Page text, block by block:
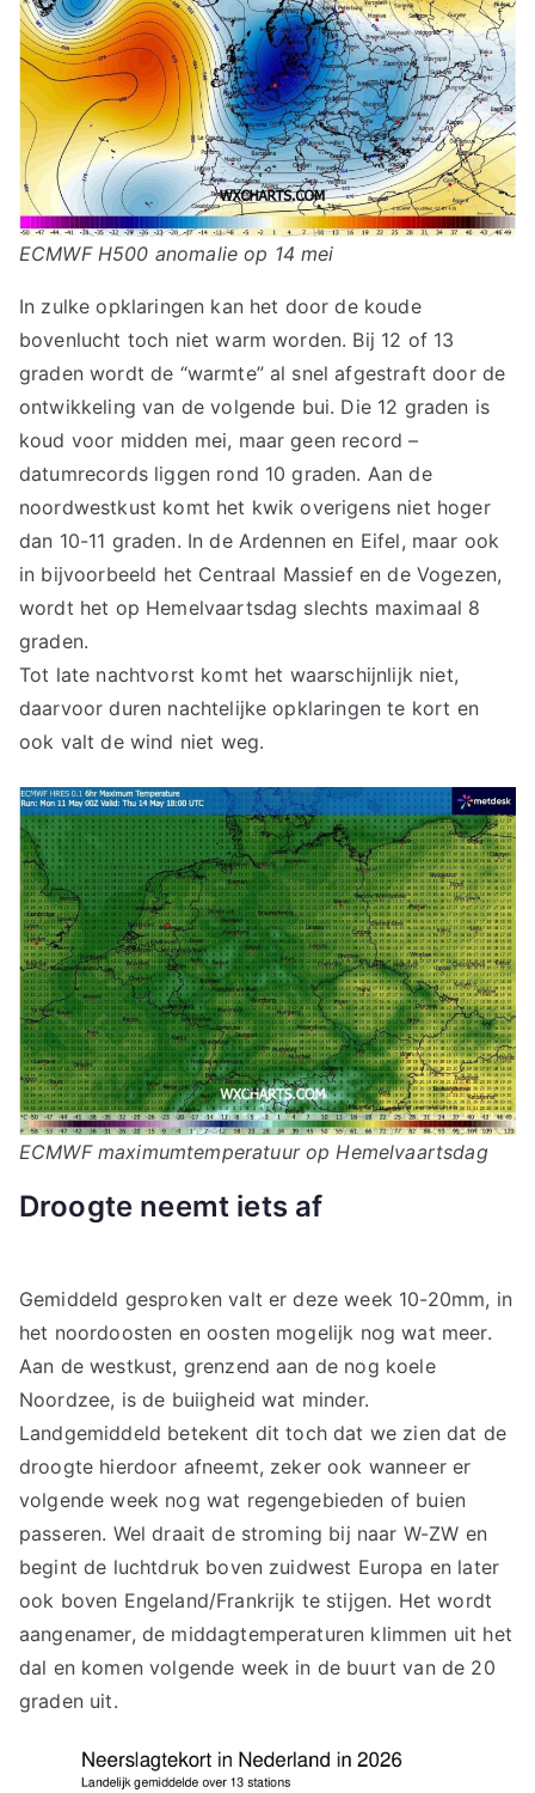
ECMWF H500 anomalie op 14 mei
In zulke opklaringen kan het door de koude
bovenlucht toch niet warm worden. Bij 12 of 13
graden wordt de “warmte” al snel afgestraft door de
ontwikkeling van de volgende bui. Die 12 graden is
koud voor midden mei, maar geen record –
datumrecords liggen rond 10 graden. Aan de
noordwestkust komt het kwik overigens niet hoger
dan 10-11 graden. In de Ardennen en Eifel, maar ook
in bijvoorbeeld het Centraal Massief en de Vogezen,
wordt het op Hemelvaartsdag slechts maximaal 8
graden.
Tot late nachtvorst komt het waarschijnlijk niet,
daarvoor duren nachtelijke opklaringen te kort en
ook valt de wind niet weg.
ECMWF maximumtemperatuur op Hemelvaartsdag
Droogte neemt iets af
Gemiddeld gesproken valt er deze week 10-20mm, in
het noordoosten en oosten mogelijk nog wat meer.
Aan de westkust, grenzend aan de nog koele
Noordzee, is de buiigheid wat minder.
Landgemiddeld betekent dit toch dat we zien dat de
droogte hierdoor afneemt, zeker ook wanneer er
volgende week nog wat regengebieden of buien
passeren. Wel draait de stroming bij naar W-ZW en
begint de luchtdruk boven zuidwest Europa en later
ook boven Engeland/Frankrijk te stijgen. Het wordt
aangenamer, de middagtemperaturen klimmen uit het
dal en komen volgende week in de buurt van de 20
graden uit.